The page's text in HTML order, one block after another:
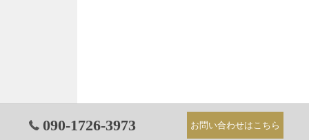
090-1726-3973 お問い合わせはこちら